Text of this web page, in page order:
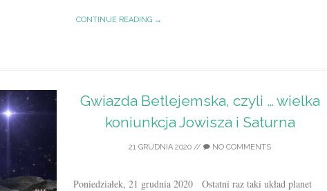
CONTINUE READING →
Gwiazda Betlejemska, czyli … wielka
koniunkcja Jowisza i Saturna
21 GRUDNIA 2020 // NO COMMENTS
Poniedziałek, 21 grudnia 2020 Ostatni raz taki układ planet